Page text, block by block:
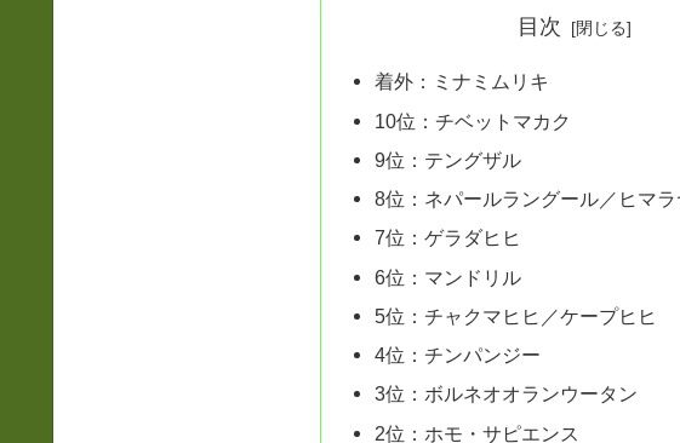
目次
着外：ミナミムリキ
10位：チベットマカク
9位：テングザル
8位：ネパールラングール／ヒマ
7位：ゲラダヒヒ
6位：マンドリル
5位：チャクマヒヒ／ケープヒヒ
4位：チンパンジー
3位：ボルネオオランウータン
2位：ホモ・サピエンス